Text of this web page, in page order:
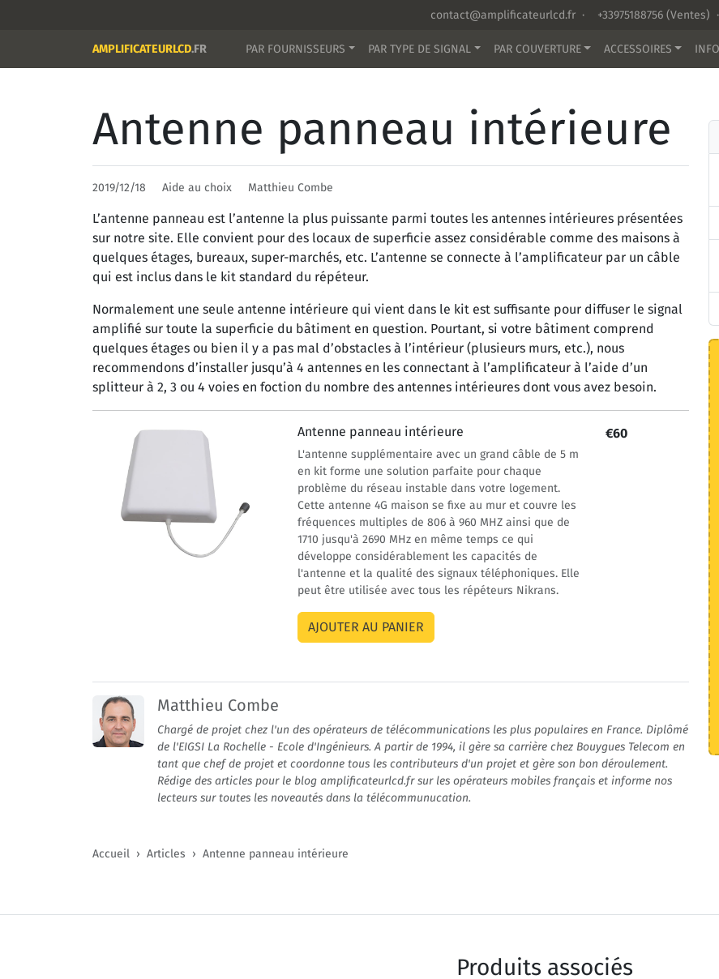
contact@amplificateurlcd.fr · +33975188756 (Ventes) ·
AMPLIFICATEURLCD.FR PAR FOURNISSEURS PAR TYPE DE SIGNAL PAR COUVERTURE ACCESSOIRES
Antenne panneau intérieure
2019/12/18 Aide au choix Matthieu Combe
L’antenne panneau est l’antenne la plus puissante parmi toutes les antennes intérieures présentées
sur notre site. Elle convient pour des locaux de superficie assez considérable comme des maisons à
quelques étages, bureaux, super-marchés, etc. L’antenne se connecte à l’amplificateur par un câble
qui est inclus dans le kit standard du répéteur.
Normalement une seule antenne intérieure qui vient dans le kit est suffisante pour diffuser le signal
amplifié sur toute la superficie du bâtiment en question. Pourtant, si votre bâtiment comprend
quelques étages ou bien il y a pas mal d’obstacles à l’intérieur (plusieurs murs, etc.), nous
recommendons d’installer jusqu’à 4 antennes en les connectant à l’amplificateur à l’aide d’un
splitteur à 2, 3 ou 4 voies en foction du nombre des antennes intérieures dont vous avez besoin.
Antenne panneau intérieure
L'antenne supplémentaire avec un grand câble de 5 m
en kit forme une solution parfaite pour chaque
problème du réseau instable dans votre logement.
Cette antenne 4G maison se fixe au mur et couvre les
fréquences multiples de 806 à 960 MHZ ainsi que de
1710 jusqu'à 2690 MHz en même temps ce qui
développe considérablement les capacités de
l'antenne et la qualité des signaux téléphoniques. Elle
peut être utilisée avec tous les répéteurs Nikrans.
€60
Matthieu Combe
Chargé de projet chez l'un des opérateurs de télécommunications les plus populaires en France. Diplômé
de l'EIGSI La Rochelle - Ecole d'Ingénieurs. A partir de 1994, il gère sa carrière chez Bouygues Telecom en
tant que chef de projet et coordonne tous les contributeurs d'un projet et gère son bon déroulement.
Rédige des articles pour le blog amplificateurlcd.fr sur les opérateurs mobiles français et informe nos
lecteurs sur toutes les noveautés dans la télécommunucation.
Accueil Articles Antenne panneau intérieure
Produits associés